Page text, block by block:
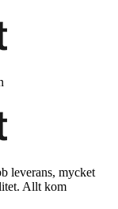
leverans, mycket
Allt kom